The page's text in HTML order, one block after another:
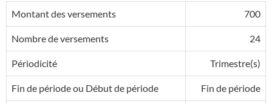
Montant des versements
700
Nombre de versements 24
Périodicité Trimestre(s)
Fin de période ou Début de période Fin de période